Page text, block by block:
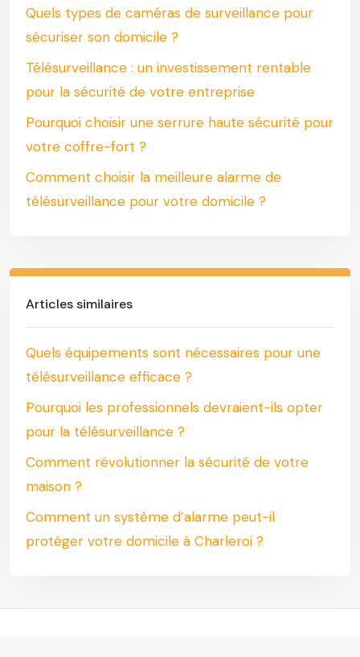
Quels types de caméras de surveillance pour
sécuriser son domicile ?
Télésurveillance : un investissement rentable
pour la sécurité de votre entreprise
Pourquoi choisir une serrure haute sécurité pour
votre coffre-fort ?
Comment choisir la meilleure alarme de
télésurveillance pour votre domicile ?
Articles similaires
Quels équipements sont nécessaires pour une
télésurveillance efficace ?
Pourquoi les professionnels devraient-ils opter
pour la télésurveillance ?
Comment révolutionner la sécurité de votre
maison ?
Comment un système d’alarme peut-il
protéger votre domicile à Charleroi ?